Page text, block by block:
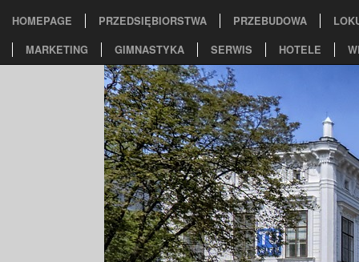
HOMEPAGE PRZEDSIĘBIORSTWA PRZEBUDOWA
MARKETING
GIMNASTYKA SERWIS HOTELE